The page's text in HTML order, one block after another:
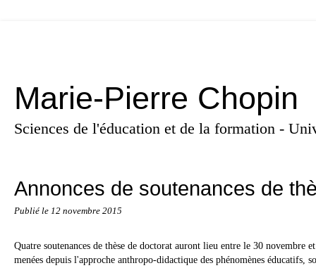
Marie-Pierre Chopin
Sciences de l'éducation et de la formation -
Annonces de soutenances de
Publié le 12 novembre 2015
Quatre soutenances de thèse de doctorat auront lieu entre le 30 novembre
menées depuis l'approche anthropo-didactique des phénomènes éducatifs,